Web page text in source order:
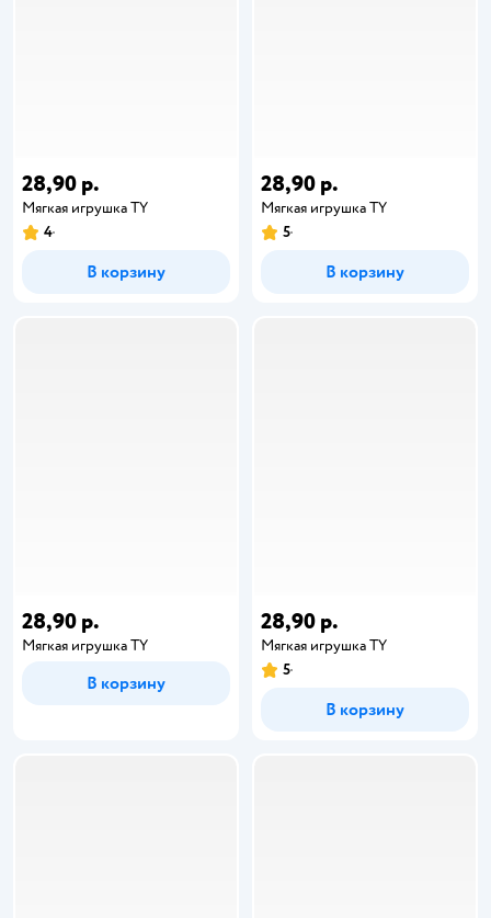
28,90 р.
Мягкая игрушка TY
4
В корзину
28,90 р.
Мягкая игрушка TY
5
В корзину
28,90 р.
Мягкая игрушка TY
В корзину
28,90 р.
Мягкая игрушка TY
5
В корзину